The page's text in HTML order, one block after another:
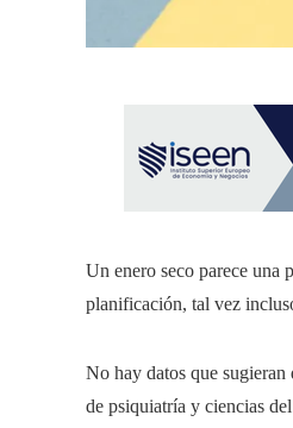
Un enero seco parece una
planificación, tal vez
No hay datos que sugieran
de psiquiatría y ciencias